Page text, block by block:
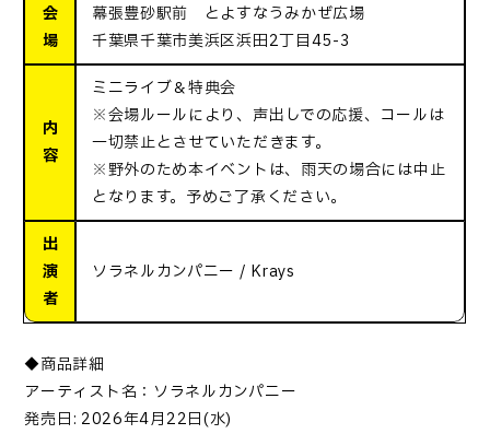
会
場
幕張豊砂駅前 とよすなうみかぜ広場
千葉県千葉市美浜区浜田2丁目45-3
内
容
ミニライブ＆特典会
※会場ルールにより、声出しでの応援、コールは
一切禁止とさせていただきます。
※野外のため本イベントは、雨天の場合には中止
となります。予めご了承ください。
出
演
者
ソラネルカンパニー / Krays
◆商品詳細
アーティスト名：ソラネルカンパニー
発売日: 2026年4月22日(水)